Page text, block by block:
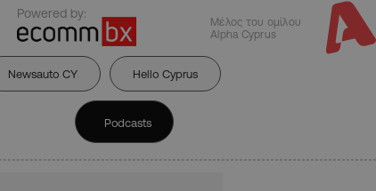
Powered by:
Μέλος του ομίλου
Alpha Cyprus
Newsauto CY Hello Cyprus
Podcasts